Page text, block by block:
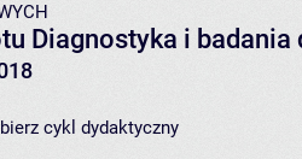
Diagnostyka i
cykl dydaktyczny